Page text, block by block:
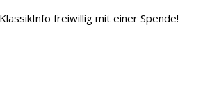
freiwillig mit einer Spende!